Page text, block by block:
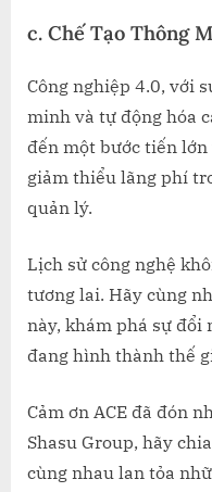
c. Chế Tạo Thông
Công nghiệp 4.0, với
minh và tự động hóa
đến một bước tiến lớn
giảm thiểu lãng phí
quản lý.
Lịch sử công nghệ
tương lai. Hãy cùng
này, khám phá sự đổi
đang hình thành thế
Cảm ơn ACE đã đón
Shasu Group, hãy
cùng nhau lan tỏa